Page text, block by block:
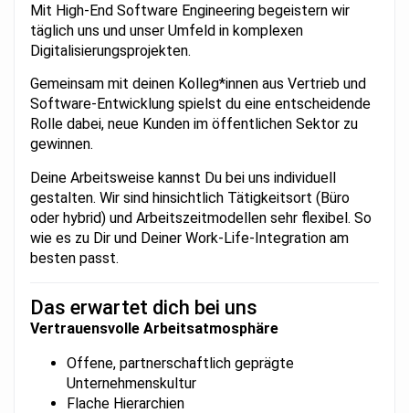
Mit High-End Software Engineering begeistern wir
täglich uns und unser Umfeld in komplexen
Digitalisierungsprojekten.
Gemeinsam mit deinen Kolleg*innen aus Vertrieb und
Software-Entwicklung spielst du eine entscheidende
Rolle dabei, neue Kunden im öffentlichen Sektor zu
gewinnen.
Deine Arbeitsweise kannst Du bei uns individuell
gestalten. Wir sind hinsichtlich Tätigkeitsort (Büro
oder hybrid) und Arbeitszeitmodellen sehr flexibel. So
wie es zu Dir und Deiner Work-Life-Integration am
besten passt.
Das erwartet dich bei uns
Vertrauensvolle Arbeitsatmosphäre
Offene, partnerschaftlich geprägte
Unternehmenskultur
Flache Hierarchien